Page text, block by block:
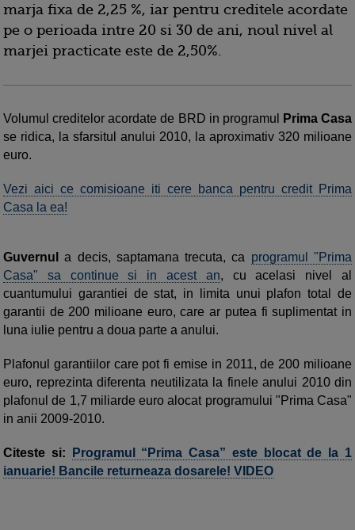
marja fixa de 2,25 %, iar pentru creditele acordate
pe o perioada intre 20 si 30 de ani, noul nivel al
marjei practicate este de 2,50%.
Volumul creditelor acordate de BRD in programul
Prima Casa
se ridica, la sfarsitul anului 2010, la aproximativ 320 milioane
euro.
Vezi aici ce comisioane iti cere banca pentru credit Prima
Casa la ea!
Guvernul a decis, saptamana trecuta, ca programul "Prima
Casa" sa continue si in acest an, cu acelasi nivel al
cuantumului garantiei de stat, in limita unui plafon total de
garantii de 200 milioane euro, care ar putea fi suplimentat in
luna iulie pentru a doua parte a anului.
Plafonul garantiilor care pot fi emise in 2011, de 200 milioane
euro, reprezinta diferenta neutilizata la finele anului 2010 din
plafonul de 1,7 miliarde euro alocat programului "Prima Casa"
in anii 2009-2010.
Citeste si:
Programul “Prima Casa” este blocat de la 1
ianuarie! Bancile returneaza dosarele! VIDEO